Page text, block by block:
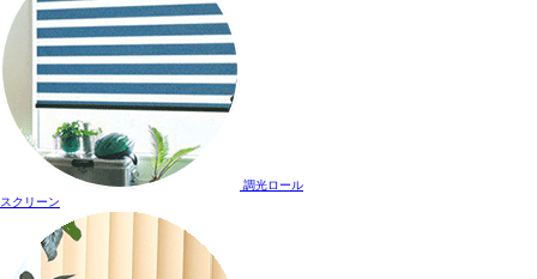
調光ロール
スクリーン